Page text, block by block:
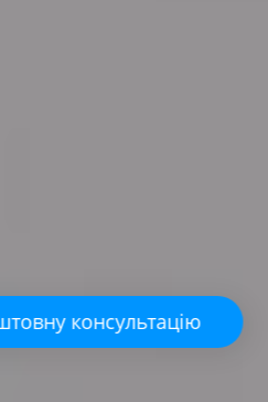
консультацію